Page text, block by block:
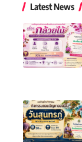
Latest News